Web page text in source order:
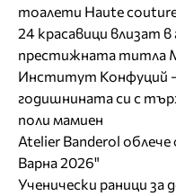
тоалети Haute
24 красавици влизат
престижната титла
Институт Конфуций
годишнината си с
поли мамиен
Atelier Banderol
Варна 2026"
Ученически раници за